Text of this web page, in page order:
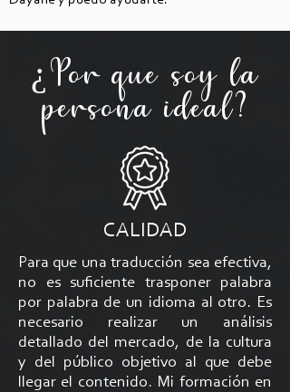
¿Por qué soy la
persona ideal?
CALIDAD
Para que una traducción sea efectiva,
no es suficiente trasponer palabra
por palabra de un idioma al otro. Es
necesario realizar un análisis
detallado del mercado, de la cultura
y del público objetivo al que debe
llegar el contenido. Mi formación en